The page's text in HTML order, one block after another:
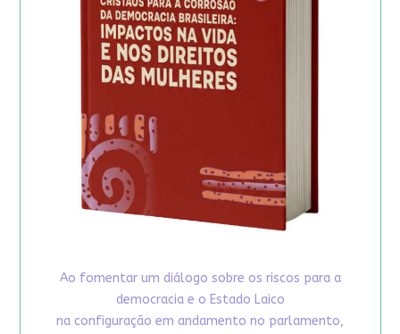
Ao fomentar um diálogo sobre os riscos para a
democracia e o Estado Laico
na configuração em andamento no parlamento,